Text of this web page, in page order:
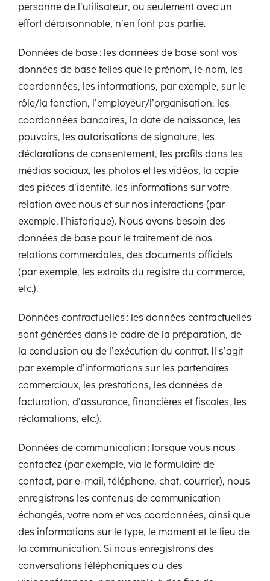
personne de l’utilisateur, ou seulement avec un
effort déraisonnable, n’en font pas partie.
Données de base : les données de base sont vos
données de base telles que le prénom, le nom, les
coordonnées, les informations, par exemple, sur le
rôle/la fonction, l’employeur/l’organisation, les
coordonnées bancaires, la date de naissance, les
pouvoirs, les autorisations de signature, les
déclarations de consentement, les profils dans les
médias sociaux, les photos et les vidéos, la copie
des pièces d’identité, les informations sur votre
relation avec nous et sur nos interactions (par
exemple, l’historique). Nous avons besoin des
données de base pour le traitement de nos
relations commerciales, des documents officiels
(par exemple, les extraits du registre du commerce,
etc.).
Données contractuelles : les données contractuelles
sont générées dans le cadre de la préparation, de
la conclusion ou de l’exécution du contrat. Il s’agit
par exemple d’informations sur les partenaires
commerciaux, les prestations, les données de
facturation, d’assurance, financières et fiscales, les
réclamations, etc.).
Données de communication : lorsque vous nous
contactez (par exemple, via le formulaire de
contact, par e-mail, téléphone, chat, courrier), nous
enregistrons les contenus de communication
échangés, votre nom et vos coordonnées, ainsi que
des informations sur le type, le moment et le lieu de
la communication. Si nous enregistrons des
conversations téléphoniques ou des